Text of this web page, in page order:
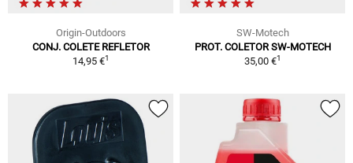
Origin-Outdoors
CONJ. COLETE REFLETOR
14,95 €1
SW-Motech
PROT. COLETOR SW-MOTECH
35,00 €1